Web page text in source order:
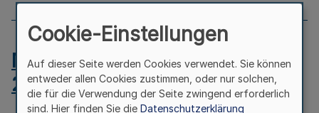
MB.NRW 2026 Nr. 204 vom
24.07.2026
Cookie-Einstellungen
Auf dieser Seite werden Cookies verwendet. Sie können
entweder allen Cookies zustimmen, oder nur solchen,
die für die Verwendung der Seite zwingend erforderlich
sind. Hier finden Sie die Datenschutzerklärung